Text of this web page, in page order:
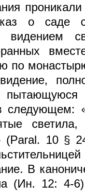
о
видением
по
(Paral. 10 §
В
(Ин. 12: 4-